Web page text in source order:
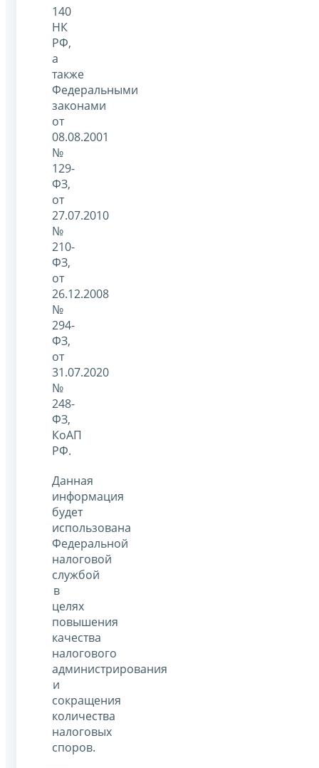
140
НК
РФ,
а
также
Федеральными
законами
от
08.08.2001
№
129-
ФЗ,
от
27.07.2010
№
210-
ФЗ,
от
26.12.2008
№
294-
ФЗ,
от
31.07.2020
№
248-
ФЗ,
КоАП
РФ.
Данная
информация
будет
использована
Федеральной
налоговой
службой
в
целях
повышения
качества
налогового
администрирования
и
сокращения
количества
налоговых
споров.